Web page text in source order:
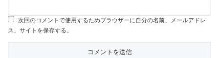
次回のコメントで使用するためブラウザーに自分の名前、メールアドレ
ス、サイトを保存する。